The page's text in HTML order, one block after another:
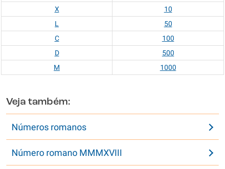
X
10
L
50
C
100
D
500
M
1000
Veja também:
Números romanos
Número romano MMMXVIII